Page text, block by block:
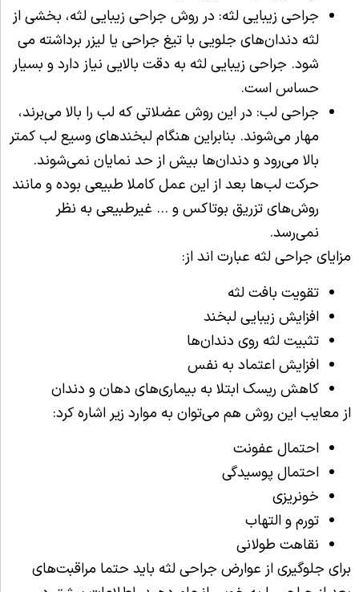
جراحی زیبایی لثه:‌ در روش جراحی زیبایی لثه، بخشی از
لثه دندان‌های جلویی با تیغ جراحی یا لیزر برداشته می
شود. جراحی زیبایی لثه به دقت بالایی نیاز دارد و بسیار
حساس است.
جراحی لب:‌ در این روش عضلاتی که لب را بالا می‌برند،
مهار می‌شوند. بنابراین هنگام لبخندهای وسیع لب کمتر
بالا می‌رود و دندان‌ها بیش از حد نمایان نمی‌شوند.
حرکت لب‌ها بعد از این عمل کاملا طبیعی بوده و مانند
روش‌های تزریق بوتاکس و … غیرطبیعی به نظر
نمی‌رسد.
مزایای جراحی لثه عبارت اند از:
تقویت بافت لثه
افزایش زیبایی لبخند
تثبیت لثه روی دندان‌ها
افزایش اعتماد به نفس
کاهش ریسک ابتلا به بیماری‌های دهان و دندان
از معایب این روش هم می‌توان به موارد زیر اشاره کرد:
احتمال عفونت
احتمال پوسیدگی
خونریزی
تورم و التهاب
نقاهت طولانی
برای جلوگیری از عوارض جراحی لثه باید حتما مراقبت‌های